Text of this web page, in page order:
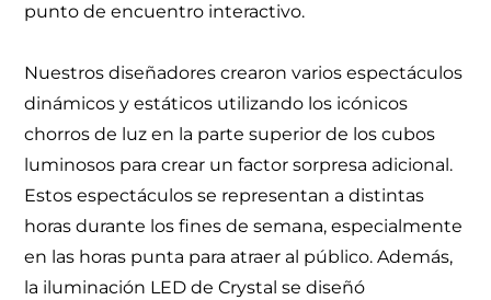
punto de encuentro interactivo.
Nuestros diseñadores crearon varios espectáculos
dinámicos y estáticos utilizando los icónicos
chorros de luz en la parte superior de los cubos
luminosos para crear un factor sorpresa adicional.
Estos espectáculos se representan a distintas
horas durante los fines de semana, especialmente
en las horas punta para atraer al público. Además,
la iluminación LED de Crystal se diseñó